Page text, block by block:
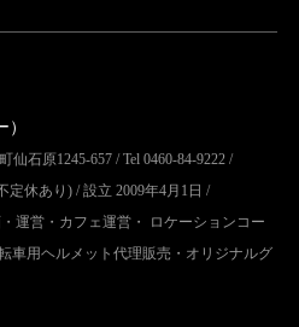
石原1245-657 / Tel 0460-84-9222 /
定休あり) / 設立 2009年4月1日 /
運営・カフェ運営・ ロケーションコー
車用ヘルメット代理販売・オリジナルグ